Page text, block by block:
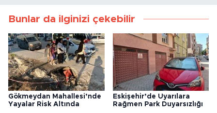
Bunlar da ilginizi çekebilir
Gökmeydan Mahallesi’nde
Yayalar Risk Altında
Eskişehir’de Uyarılara
Rağmen Park Duyarsızlığı